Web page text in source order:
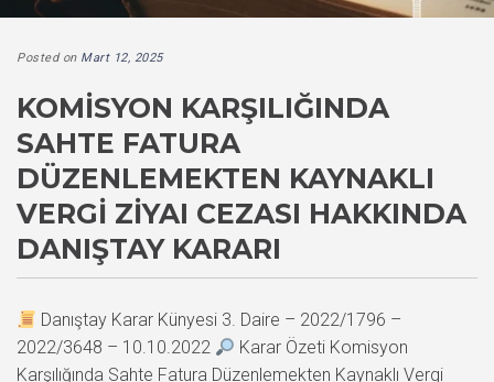
Posted on Mart 12, 2025
KOMISYON KARŞILIĞINDA
SAHTE FATURA
DÜZENLEMEKTEN KAYNAKLI
VERGI ZIYAI CEZASI HAKKINDA
DANIŞTAY KARARI
Danıştay Karar Künyesi 3. Daire – 2022/1796 –
2022/3648 – 10.10.2022
Karar Özeti Komisyon
Karşılığında Sahte Fatura Düzenlemekten Kaynaklı Vergi